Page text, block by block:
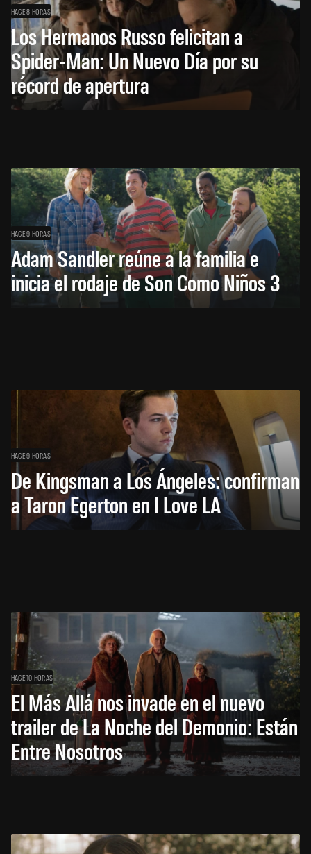
HACE 8 HORAS
Los Hermanos Russo felicitan a
Spider-Man: Un Nuevo Día por su
récord de apertura
HACE 9 HORAS
Adam Sandler reúne a la familia e
inicia el rodaje de Son Como Niños 3
HACE 9 HORAS
De Kingsman a Los Ángeles: confirman
a Taron Egerton en I Love LA
HACE 10 HORAS
El Más Allá nos invade en el nuevo
trailer de La Noche del Demonio: Están
Entre Nosotros